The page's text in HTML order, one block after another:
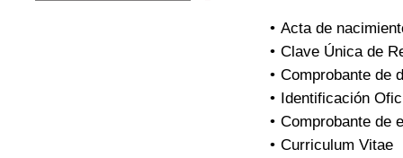
Acta de
Clave Única de
Comprobante de
Identificación
Comprobante de
Curriculum Vitae